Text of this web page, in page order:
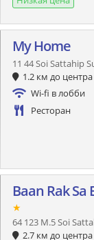
My Home
11 44 Soi Sattahip
1.2 км до центра
Wi-fi в лобби
Ресторан
Baan Rak Sa
★
64 123 M.5 Soi
2.7 км до центра